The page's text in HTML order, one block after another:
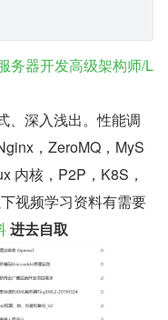
务器开发高级架构师/L
、深入浅出。性能调
，ZeroMQ，MyS
内核，P2P，K8S，
视频学习资料有需要
进去自取